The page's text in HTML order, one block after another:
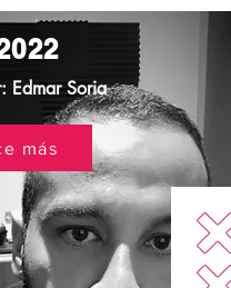
Edmar Soria
más